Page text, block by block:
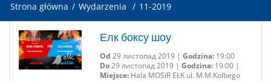
Strona główna / Wydarzenia / 11-2019
Елк боксу шоу
Od 29 листопад 2019 | Godzina:19:00
Do29 листопад 2019 | Godzina:19:00 |
Miejsce:Hala MOSiR EŁK ul. M.M.Kolbego